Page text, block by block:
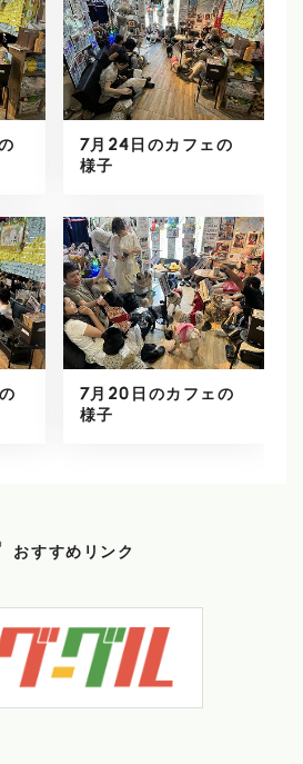
7月24日のカフェの
様子
7月20日のカフェの
様子
おすすめリンク